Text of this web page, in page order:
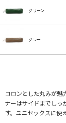
グリーン
グレー
コロンとした丸みが魅
ナーはサイドまでしっ
す。ユニセックスに使